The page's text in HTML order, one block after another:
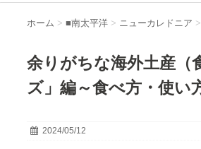
ホーム > ■南太平洋 > ニューカレドニア >
余りがちな海外土産（
ズ」編～食べ方・使い
2024/05/12